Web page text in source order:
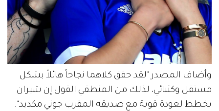
وأضاف المصدر "لقد حقق كلاهما نجاحاً هائلاً بشكل
مستقل وكثنائي، لذلك من المنطقي القول إن شيران
يخطط لعودة قوية مع صديقة المقرب جوني مكديد".